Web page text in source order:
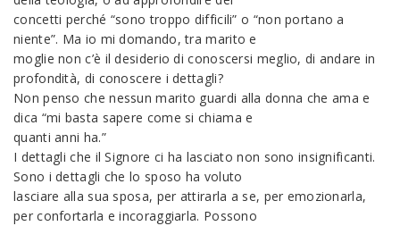
concetti perché “sono troppo difficili” o “non portano a
niente”. Ma io mi domando, tra marito e
moglie non c’è il desiderio di conoscersi meglio, di andare in
profondità, di conoscere i dettagli?
Non penso che nessun marito guardi alla donna che ama e
dica “mi basta sapere come si chiama e
quanti anni ha.”
I dettagli che il Signore ci ha lasciato non sono insignificanti.
Sono i dettagli che lo sposo ha voluto
lasciare alla sua sposa, per attirarla a se, per emozionarla,
per confortarla e incoraggiarla. Possono